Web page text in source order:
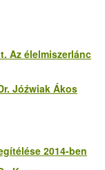
Az élelmiszerlánc
Jóźwiak Ákos
2014-ben